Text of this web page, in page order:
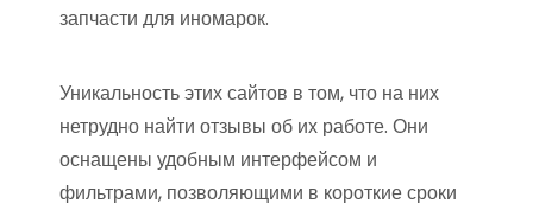
запчасти для иномарок.
Уникальность этих сайтов в том, что на них
нетрудно найти отзывы об их работе. Они
оснащены удобным интерфейсом и
фильтрами, позволяющими в короткие сроки